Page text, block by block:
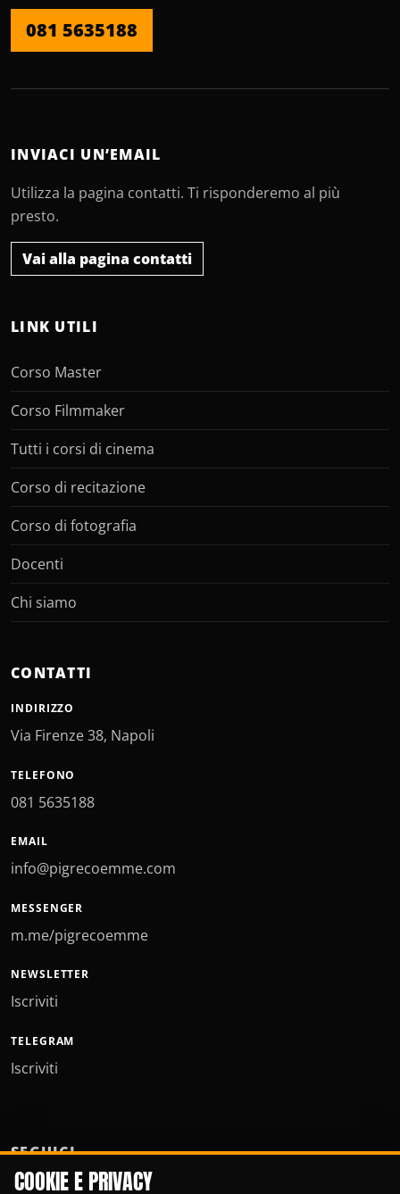
081 5635188
INVIACI UN’EMAIL
Utilizza la pagina contatti. Ti risponderemo al più
presto.
Vai alla pagina contatti
LINK UTILI
Corso Master
Corso Filmmaker
Tutti i corsi di cinema
Corso di recitazione
Corso di fotografia
Docenti
Chi siamo
CONTATTI
INDIRIZZO
Via Firenze 38, Napoli
TELEFONO
081 5635188
EMAIL
info@pigrecoemme.com
MESSENGER
m.me/pigrecoemme
NEWSLETTER
Iscriviti
TELEGRAM
Iscriviti
SEGUICI
COOKIE E PRIVACY